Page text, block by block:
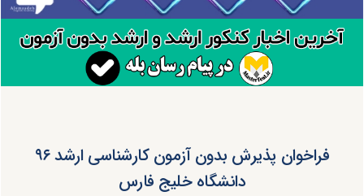
فراخوان پذیرش بدون آزمون کارشناسی ارشد ۹۶
دانشگاه خلیج فارس